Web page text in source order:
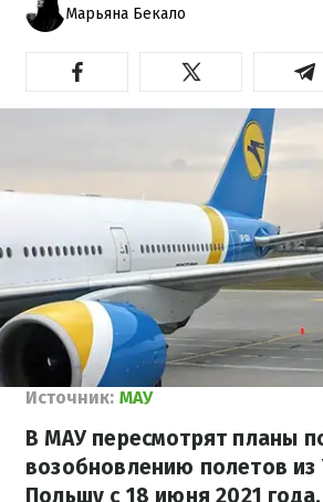
Марьяна Бекало
Источник: МАУ
В МАУ пересмотрят планы
возобновлению полетов из
Польшу с 18 июня 2021